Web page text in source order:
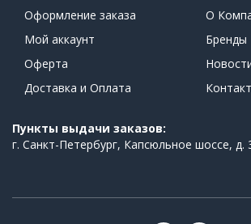
Оформление заказа
Мой аккаунт
Оферта
Доставка и Оплата
О
Бренды
Пункты выдачи заказов:
г. Санкт-Петербург, Капсюльное шоссе, д.